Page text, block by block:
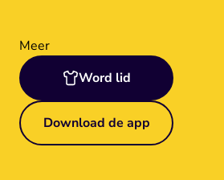
Meer
Word lid
Download de app